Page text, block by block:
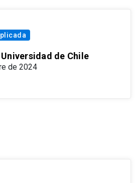
de Chile
de 2024